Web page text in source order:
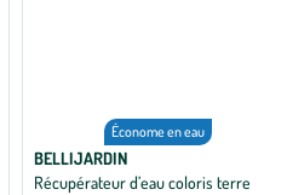
Économe en eau
BELLIJARDIN
Récupérateur d’eau coloris terre